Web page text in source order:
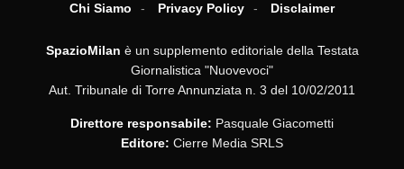
Chi Siamo Privacy Policy Disclaimer
SpazioMilan è un supplemento editoriale della Testata
Giornalistica "Nuovevoci"
Aut. Tribunale di Torre Annunziata n. 3 del 10/02/2011
Direttore responsabile: Pasquale Giacometti
Editore: Cierre Media SRLS